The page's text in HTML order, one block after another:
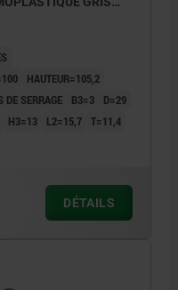
HAUTEUR=105,2
DE SERRAGE B3=3
D=29
H3=13 L2=15,7 T=11,4
DÉTAILS